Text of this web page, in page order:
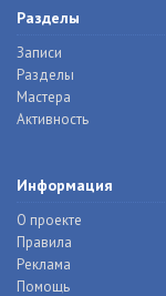
Разделы
Записи
Разделы
Мастера
Активность
Информация
О проекте
Правила
Реклама
Помощь